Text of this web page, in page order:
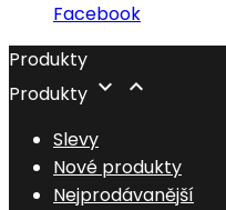
Facebook
Produkty
Produkty  
Slevy
Nové produkty
Nejprodávanější